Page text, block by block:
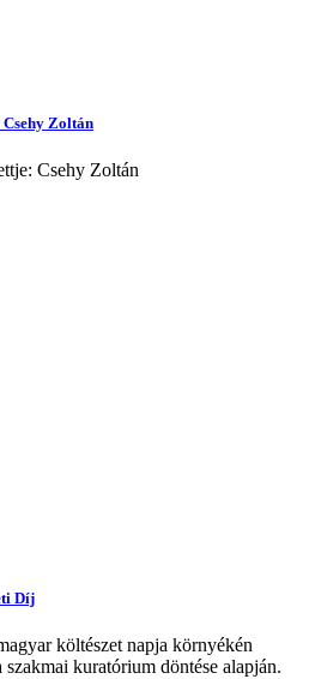
Zoltán
Csehy Zoltán
Díj
költészet napja környékén
kuratórium döntése alapján.